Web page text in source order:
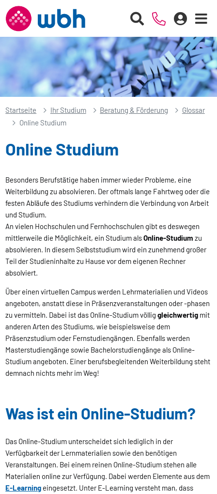
Startseite Ihr Studium Beratung & Förderung
Glossar
Online Studium
Online Studium
Besonders Berufstätige haben immer wieder Probleme, eine
Weiterbildung zu absolvieren. Der oftmals lange Fahrtweg oder die
festen Abläufe des Studiums verhindern die Verbindung von Arbeit
und Studium.
An vielen Hochschulen und Fernhochschulen gibt es deswegen
mittlerweile die Möglichkeit, ein Studium alsOnline-Studium zu
absolvieren. In diesem Selbststudium wird ein zunehmend großer
Teil der Studieninhalte zu Hause vor dem eigenen Rechner
absolviert.
Über einen virtuellen Campus werden Lehrmaterialien und Videos
angeboten, anstatt diese in Präsenzveranstaltungen oder -phasen
zu vermitteln. Dabei ist das Online-Studium völliggleichwertig mit
anderen Arten des Studiums, wie beispielsweise dem
Präsenzstudium oder Fernstudiengängen. Ebenfalls werden
Masterstudiengänge sowie Bachelorstudiengänge als Online-
Studium angeboten. Einer berufsbegleitenden Weiterbildung steht
demnach nichts mehr im Weg!
Was ist ein Online-Studium?
Das Online-Studium unterscheidet sich lediglich in der
Verfügbarkeit der Lernmaterialien sowie den benötigen
Veranstaltungen. Bei einem reinen Online-Studium stehen alle
Materialien online zur Verfügung. Dabei werden Elemente aus dem
E-Learning eingesetzt. Unter E-Learning versteht man, dass